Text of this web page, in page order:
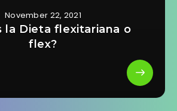
November 22, 2021
la Dieta flexitariana o
flex?